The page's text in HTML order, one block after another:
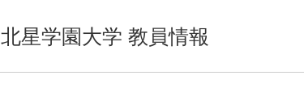
北星学園大学 教員情報